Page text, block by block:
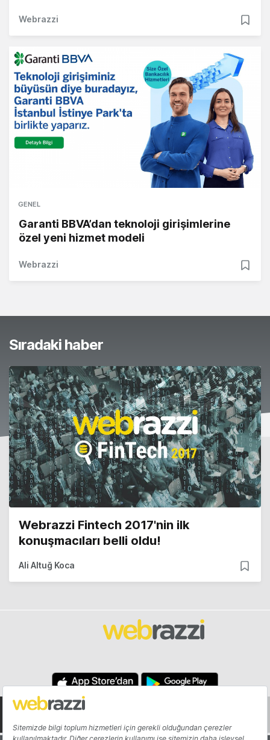
Webrazzi
GENEL
Garanti BBVA’dan teknoloji girişimlerine
özel yeni hizmet modeli
Webrazzi
Sıradaki haber
Webrazzi Fintech 2017'nin ilk
konuşmacıları belli oldu!
Ali Altuğ Koca